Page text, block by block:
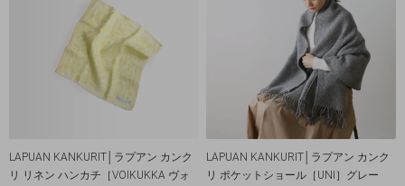
LAPUAN KANKURIT│ラプアン カンク
リ リネン ハンカチ［VOIKUKKA ヴォ
LAPUAN KANKURIT│ラプアン カンク
リ ポケットショール［UNI］グレー